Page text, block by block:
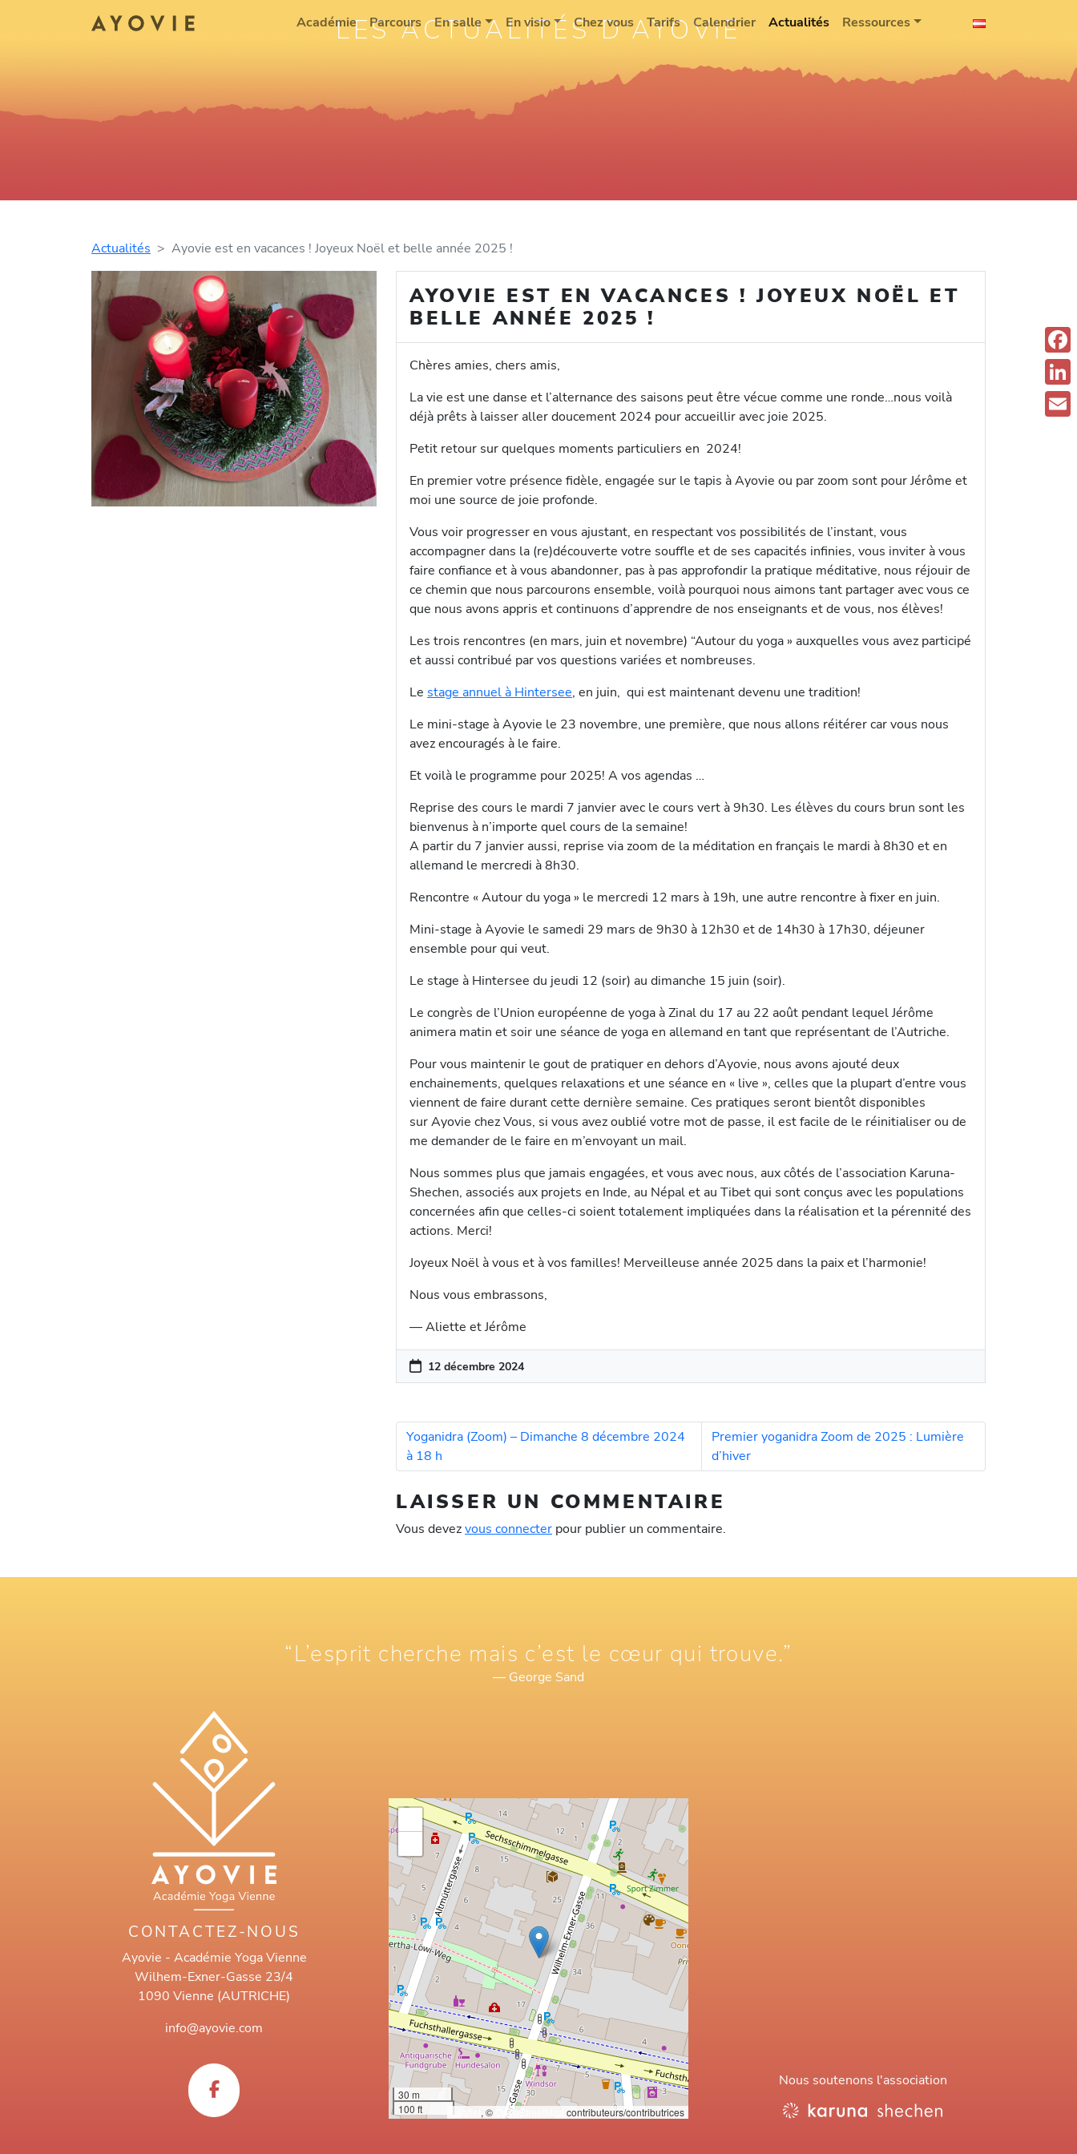
Académie Parcours En salle En visio Chez vous Tarifs Calendrier Actualités Ressources
LES ACTUALITÉS D'AYOVIE
Actualités Ayovie est en vacances ! Joyeux Noël et belle année 2025 !
AYOVIE EST EN VACANCES ! JOYEUX NOËL ET
BELLE ANNÉE 2025 !
Chères amies, chers amis,
La vie est une danse et l’alternance des saisons peut être vécue comme une ronde…nous voilà
déjà prêts à laisser aller doucement 2024 pour accueillir avec joie 2025.
Petit retour sur quelques moments particuliers en 2024!
En premier votre présence fidèle, engagée sur le tapis à Ayovie ou par zoom sont pour Jérôme et
moi une source de joie profonde.
Vous voir progresser en vous ajustant, en respectant vos possibilités de l’instant, vous
accompagner dans la (re)découverte votre souffle et de ses capacités infinies, vous inviter à vous
faire confiance et à vous abandonner, pas à pas approfondir la pratique méditative, nous réjouir de
ce chemin que nous parcourons ensemble, voilà pourquoi nous aimons tant partager avec vous ce
que nous avons appris et continuons d’apprendre de nos enseignants et de vous, nos élèves!
Les trois rencontres (en mars, juin et novembre) “Autour du yoga » auxquelles vous avez participé
et aussi contribué par vos questions variées et nombreuses.
Le stage annuel à Hintersee, en juin, qui est maintenant devenu une tradition!
Le mini-stage à Ayovie le 23 novembre, une première, que nous allons réitérer car vous nous
avez encouragés à le faire.
Et voilà le programme pour 2025! A vos agendas …
Reprise des cours le mardi 7 janvier avec le cours vert à 9h30. Les élèves du cours brun sont les
bienvenus à n’importe quel cours de la semaine!
A partir du 7 janvier aussi, reprise via zoom de la méditation en français le mardi à 8h30 et en
allemand le mercredi à 8h30.
Rencontre « Autour du yoga » le mercredi 12 mars à 19h, une autre rencontre à fixer en juin.
Mini-stage à Ayovie le samedi 29 mars de 9h30 à 12h30 et de 14h30 à 17h30, déjeuner
ensemble pour qui veut.
Le stage à Hintersee du jeudi 12 (soir) au dimanche 15 juin (soir).
Le congrès de l’Union européenne de yoga à Zinal du 17 au 22 août pendant lequel Jérôme
animera matin et soir une séance de yoga en allemand en tant que représentant de l’Autriche.
Pour vous maintenir le gout de pratiquer en dehors d’Ayovie, nous avons ajouté deux
enchainements, quelques relaxations et une séance en « live », celles que la plupart d’entre vous
viennent de faire durant cette dernière semaine. Ces pratiques seront bientôt disponibles
sur Ayovie chez Vous, si vous avez oublié votre mot de passe, il est facile de le réinitialiser ou de
me demander de le faire en m’envoyant un mail.
Nous sommes plus que jamais engagées, et vous avec nous, aux côtés de l’association Karuna-
Shechen, associés aux projets en Inde, au Népal et au Tibet qui sont conçus avec les populations
concernées afin que celles-ci soient totalement impliquées dans la réalisation et la pérennité des
actions. Merci!
Joyeux Noël à vous et à vos familles! Merveilleuse année 2025 dans la paix et l’harmonie!
Nous vous embrassons,
— Aliette et Jérôme
12 décembre 2024
Yoganidra (Zoom) – Dimanche 8 décembre 2024
à 18 h
Premier yoganidra Zoom de 2025 : Lumière
d’hiver
LAISSER UN COMMENTAIRE
Vous devezvous connecter pour publier un commentaire.
“L’esprit cherche mais c’est le cœur qui trouve.”
— George Sand
CONTACTEZ-NOUS
Ayovie - Académie Yoga Vienne
Wilhem-Exner-Gasse 23/4
1090 Vienne (AUTRICHE)
info@ayovie.com
30 m
100 ft
, © OpenStreetMap contributeurs/contributrices
Nous soutenons l'association
F
a
c
L